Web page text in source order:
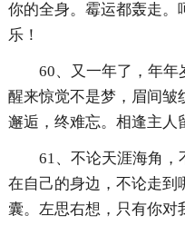
你的全身。霉运都轰走。
乐！
60、又一年了，年年
醒来惊觉不是梦，眉间皱
邂逅，终难忘。相逢主人
61、不论天涯海角，
在自己的身边，不论走到
囊。左思右想，只有你对